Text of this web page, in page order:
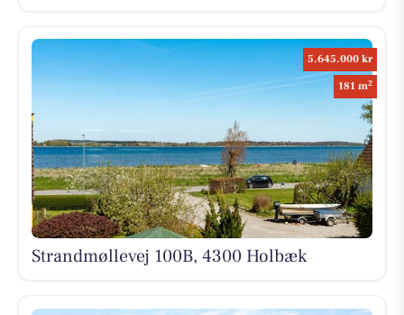
5.645.000 kr
181 m2
Strandmøllevej 100B, 4300 Holbæk